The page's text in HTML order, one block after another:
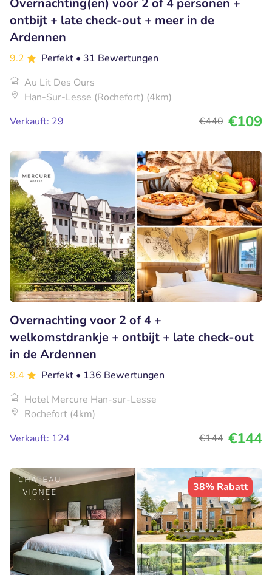
Overnachting(en) voor 2 of 4 personen +
ontbijt + late check-out + meer in de
Ardennen
9.2 Perfekt • 31 Bewertungen
Au Lit Des Ours
Han-Sur-Lesse (Rochefort) (4km)
Verkauft: 29
€440 €109
Overnachting voor 2 of 4 +
welkomstdrankje + ontbijt + late check-out
in de Ardennen
9.4 Perfekt • 136 Bewertungen
Hotel Mercure Han-sur-Lesse
Rochefort (4km)
Verkauft: 124
€144 €144
38% Rabatt